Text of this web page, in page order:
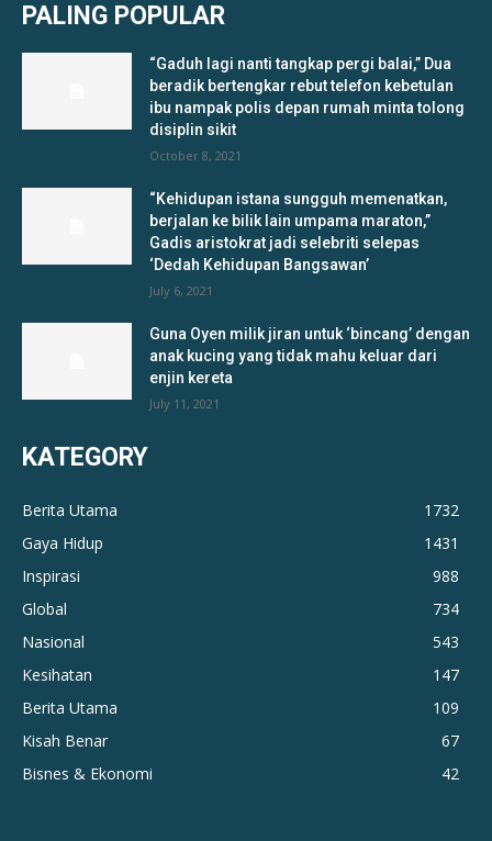
PALING POPULAR
“Gaduh lagi nanti tangkap pergi balai,” Dua
beradik bertengkar rebut telefon kebetulan
ibu nampak polis depan rumah minta tolong
disiplin sikit
October 8, 2021
“Kehidupan istana sungguh memenatkan,
berjalan ke bilik lain umpama maraton,”
Gadis aristokrat jadi selebriti selepas
‘Dedah Kehidupan Bangsawan’
July 6, 2021
Guna Oyen milik jiran untuk ‘bincang’ dengan
anak kucing yang tidak mahu keluar dari
enjin kereta
July 11, 2021
KATEGORY
Berita Utama
1732
Gaya Hidup
1431
Inspirasi
988
Global
734
Nasional
543
Kesihatan
147
Berita Utama
109
Kisah Benar
67
Bisnes & Ekonomi
42